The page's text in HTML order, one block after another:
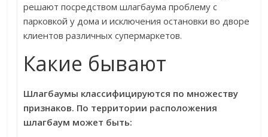
решают посредством шлагбаума проблему с
парковкой у дома и исключения остановки во дворе
клиентов различных супермаркетов.
Какие бывают
Шлагбаумы классифицируются по множеству
признаков. По территории расположения
шлагбаум может быть: